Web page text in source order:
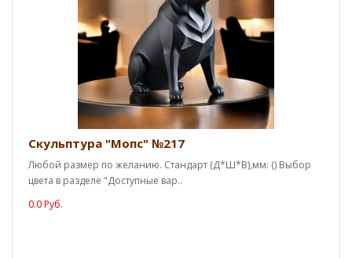
Скульптура "Мопс" №217
Любой размер по желанию. Стандарт (Д*Ш*В),мм: () Выбор
цвета в разделе "Доступные вар..
0.0 Руб.